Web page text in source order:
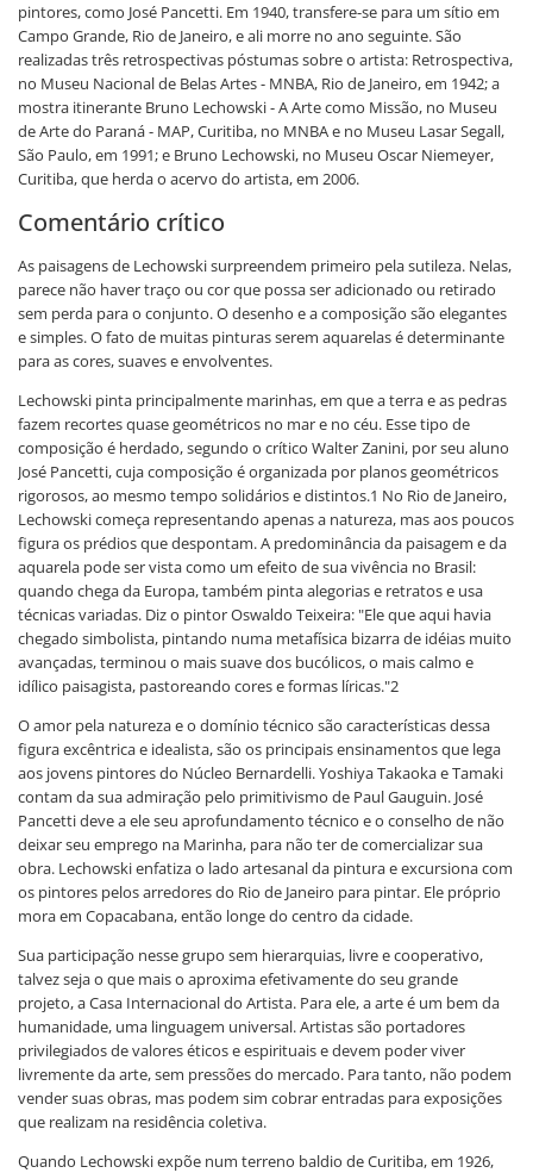
pintores, como José Pancetti. Em 1940, transfere-se para um sítio em
Campo Grande, Rio de Janeiro, e ali morre no ano seguinte. São
realizadas três retrospectivas póstumas sobre o artista: Retrospectiva,
no Museu Nacional de Belas Artes - MNBA, Rio de Janeiro, em 1942; a
mostra itinerante Bruno Lechowski - A Arte como Missão, no Museu
de Arte do Paraná - MAP, Curitiba, no MNBA e no Museu Lasar Segall,
São Paulo, em 1991; e Bruno Lechowski, no Museu Oscar Niemeyer,
Curitiba, que herda o acervo do artista, em 2006.
Comentário crítico
As paisagens de Lechowski surpreendem primeiro pela sutileza. Nelas,
parece não haver traço ou cor que possa ser adicionado ou retirado
sem perda para o conjunto. O desenho e a composição são elegantes
e simples. O fato de muitas pinturas serem aquarelas é determinante
para as cores, suaves e envolventes.
Lechowski pinta principalmente marinhas, em que a terra e as pedras
fazem recortes quase geométricos no mar e no céu. Esse tipo de
composição é herdado, segundo o crítico Walter Zanini, por seu aluno
José Pancetti, cuja composição é organizada por planos geométricos
rigorosos, ao mesmo tempo solidários e distintos.1 No Rio de Janeiro,
Lechowski começa representando apenas a natureza, mas aos poucos
figura os prédios que despontam. A predominância da paisagem e da
aquarela pode ser vista como um efeito de sua vivência no Brasil:
quando chega da Europa, também pinta alegorias e retratos e usa
técnicas variadas. Diz o pintor Oswaldo Teixeira: "Ele que aqui havia
chegado simbolista, pintando numa metafísica bizarra de idéias muito
avançadas, terminou o mais suave dos bucólicos, o mais calmo e
idílico paisagista, pastoreando cores e formas líricas."2
O amor pela natureza e o domínio técnico são características dessa
figura excêntrica e idealista, são os principais ensinamentos que lega
aos jovens pintores do Núcleo Bernardelli. Yoshiya Takaoka e Tamaki
contam da sua admiração pelo primitivismo de Paul Gauguin. José
Pancetti deve a ele seu aprofundamento técnico e o conselho de não
deixar seu emprego na Marinha, para não ter de comercializar sua
obra. Lechowski enfatiza o lado artesanal da pintura e excursiona com
os pintores pelos arredores do Rio de Janeiro para pintar. Ele próprio
mora em Copacabana, então longe do centro da cidade.
Sua participação nesse grupo sem hierarquias, livre e cooperativo,
talvez seja o que mais o aproxima efetivamente do seu grande
projeto, a Casa Internacional do Artista. Para ele, a arte é um bem da
humanidade, uma linguagem universal. Artistas são portadores
privilegiados de valores éticos e espirituais e devem poder viver
livremente da arte, sem pressões do mercado. Para tanto, não podem
vender suas obras, mas podem sim cobrar entradas para exposições
que realizam na residência coletiva.
Quando Lechowski expõe num terreno baldio de Curitiba, em 1926,